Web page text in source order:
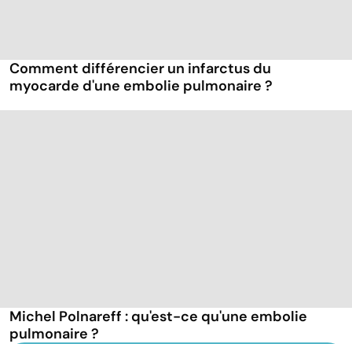
Comment différencier un infarctus du
myocarde d'une embolie pulmonaire ?
Michel Polnareff : qu'est-ce qu'une embolie
pulmonaire ?